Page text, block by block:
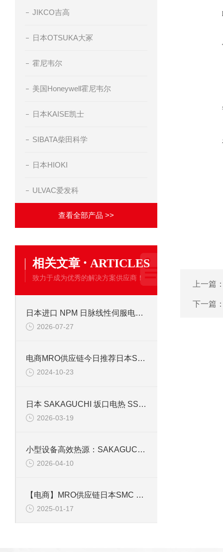
JIKCO吉高
日本OTSUKA大冢
霍尼韦尔
美国Honeywell霍尼韦尔
日本KAISE凯士
SIBATA柴田科学
日本HIOKI
ULVAC爱发科
查看全部产品 >>
相关文章 · ARTICLES
致力于成为优秀的解决方案供应商！
日本进口 NPM 日脉线性伺服电机，适配半导体精密传动
2026-07-27
电商MRO供应链今日推荐日本SAKAGUCHI坂口电热加热器
2024-10-23
日本 SAKAGUCHI 坂口电热 SSAM2505 硅胶加热器 技术特性与应用解析
2026-03-19
小型设备高效热源：SAKAGUCHI UU-300 管式加热器规格与应用指南
2026-04-10
【电商】MRO供应链日本SMC 迷你导杆气缸MGJ10-10气动元件
2025-01-17
上一篇
下一篇